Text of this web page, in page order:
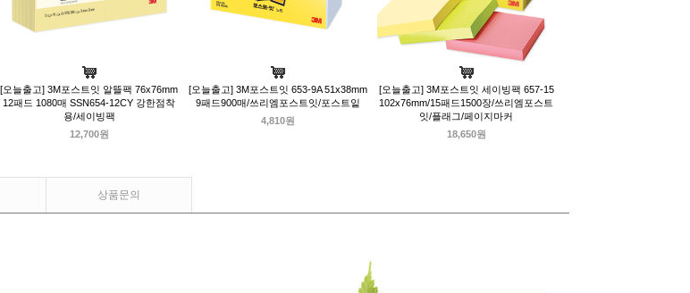
[오늘출고] 3M포스트잇 알뜰팩 76x76mm
12패드 1080매 SSN654-12CY 강한점착
용/세이빙팩
12,700원
[오늘출고] 3M포스트잇 653-9A 51x38mm
9패드900매/쓰리엠포스트잇/포스트잍
4,810원
[오늘출고] 3M포스트잇 세이빙팩 657-15
102x76mm/15패드1500장/쓰리엠포스트
잇/플래그/페이지마커
18,650원
상품문의